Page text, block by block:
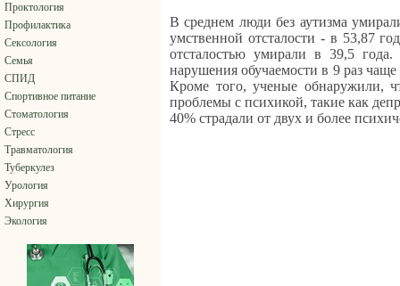
Проктология
Профилактика
Сексология
Семья
СПИД
Спортивное питание
Стоматология
Стресс
Травматология
Туберкулез
Урология
Хирургия
Экология
В среднем люди без аутизма
умственной отсталости - в 53,87
отсталостью умирали в 39,5
нарушения обучаемости в 9 раз
Кроме того, ученые обнаружили,
проблемы с психикой, такие как
40% страдали от двух и более